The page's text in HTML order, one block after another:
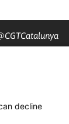
cgtcatalunya
decline